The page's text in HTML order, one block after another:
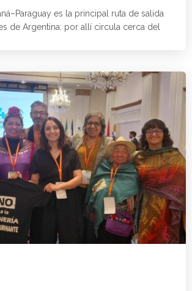
es la principal ruta de salida
de Argentina: por allí circula cerca del